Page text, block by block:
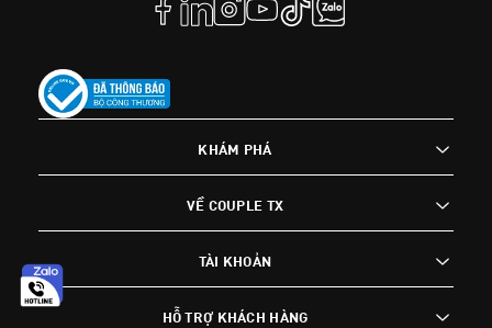
KHÁM PHÁ
VỀ COUPLE TX
TÀI KHOẢN
HỖ TRỢ KHÁCH HÀNG